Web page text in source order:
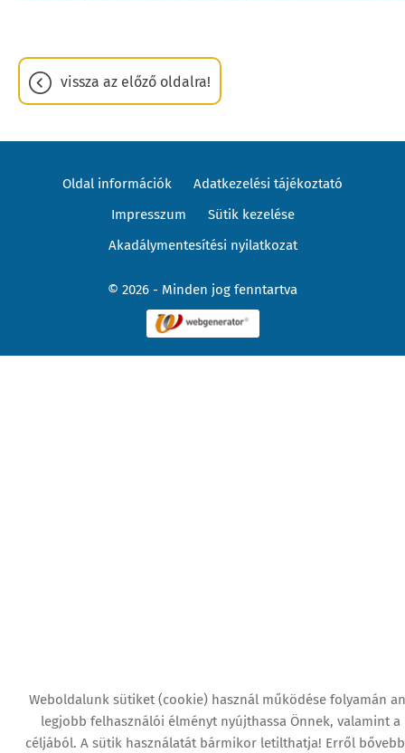
vissza az előző oldalra!
© 2026 - Minden jog fenntartva
Oldal információk
Adatkezelési tájékoztató
Impresszum
Sütik kezelése
Akadálymentesítési nyilatkozat
Weboldalunk sütiket (cookie) használ működése folyamán
legjobb felhasználói élményt nyújthassa Önnek, valamint
céljából. A sütik használatát bármikor letilthatja! Erről